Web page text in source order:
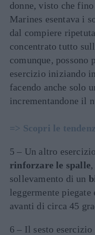
donne, visto che
Marines esentava i
dal compiere
concentrato tutto
comunque, possono
esercizio iniziando
facendo anche solo
incrementandone il
=> Scopri le
5 – Un altro
rinforzare le spalle
sollevamento di un
leggermente
avanti di circa 45
6 – Il sesto